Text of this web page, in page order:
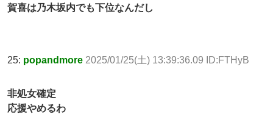
賀喜は乃木坂内でも下位なんだし
25: popandmore 2025/01/25(土) 13:39:36.09 ID:FTHyB
非処女確定
応援やめるわ